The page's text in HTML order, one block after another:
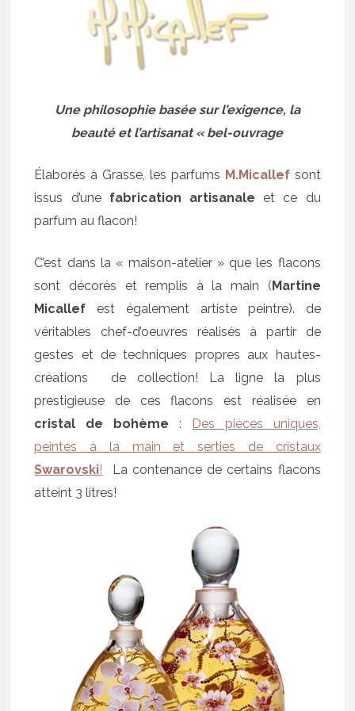
Une philosophie basée sur l’exigence, la
beauté et l’artisanat « bel-ouvrage
Élaborés à Grasse, les parfums M.Micallefsont
issus d’une fabrication artisanale et ce du
parfum au flacon!
C’est dans la « maison-atelier » que les flacons
sont décorés et remplis à la main ( Martine
Micallef est également artiste peintre). de
véritables chef-d’oeuvres réalisés à partir de
gestes et de techniques propres aux hautes-
créations de collection! La ligne la plus
prestigieuse de ces flacons est réalisée en
cristal de bohème :
Des pièces uniques,
peintes à la main et serties de cristaux
Swarovski! La contenance de certains flacons
atteint 3 litres!